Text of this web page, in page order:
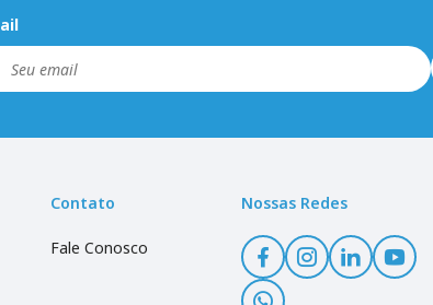
Contato
Fale Conosco
Nossas Redes